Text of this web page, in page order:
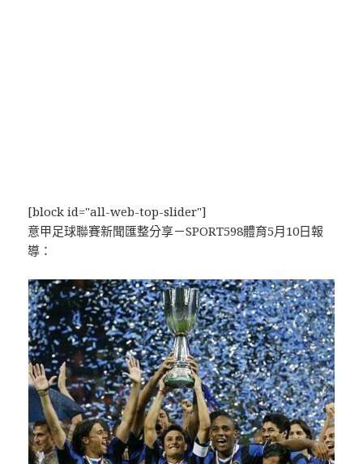
[block id="all-web-top-slider"]
意甲足球聯賽新聞匯整分享－SPORT598體育5月10日報
導：